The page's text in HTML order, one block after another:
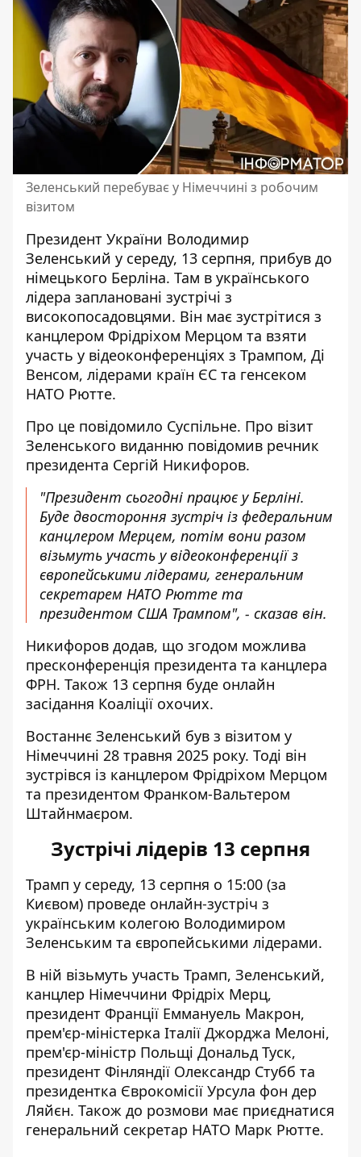
Зеленський перебуває у Німеччині з робочим
візитом
Президент України Володимир
Зеленський у середу, 13 серпня, прибув до
німецького Берліна. Там в українського
лідера заплановані зустрічі з
високопосадовцями. Він має зустрітися з
канцлером Фрідріхом Мерцом та взяти
участь у відеоконференціях з Трампом, Ді
Венсом, лідерами країн ЄС та генсеком
НАТО Рютте.
Про це повідомило Суспільне. Про візит
Зеленського виданню повідомив речник
президента Сергій Никифоров.
"Президент сьогодні працює у Берліні.
Буде двостороння зустріч із федеральним
канцлером Мерцем, потім вони разом
візьмуть участь у відеоконференції з
європейськими лідерами, генеральним
секретарем НАТО Рютте та
президентом США Трампом", - сказав він.
Никифоров додав, що згодом можлива
пресконференція президента та канцлера
ФРН. Також 13 серпня буде онлайн
засідання Коаліції охочих.
Востаннє Зеленський був з візитом у
Німеччині 28 травня 2025 року. Тоді він
зустрівся із канцлером Фрідріхом Мерцом
та президентом Франком-Вальтером
Штайнмаєром.
Зустрічі лідерів 13 серпня
Трамп у середу, 13 серпня о 15:00 (за
Києвом) проведе онлайн-зустріч з
українським колегою Володимиром
Зеленським та європейськими лідерами.
В ній візьмуть участь Трамп, Зеленський,
канцлер Німеччини Фрідріх Мерц,
президент Франції Еммануель Макрон,
прем'єр-міністерка Італії Джорджа Мелоні,
прем'єр-міністр Польщі Дональд Туск,
президент Фінляндії Олександр Стубб та
президентка Єврокомісії Урсула фон дер
Ляйєн. Також до розмови має приєднатися
генеральний секретар НАТО Марк Рютте.